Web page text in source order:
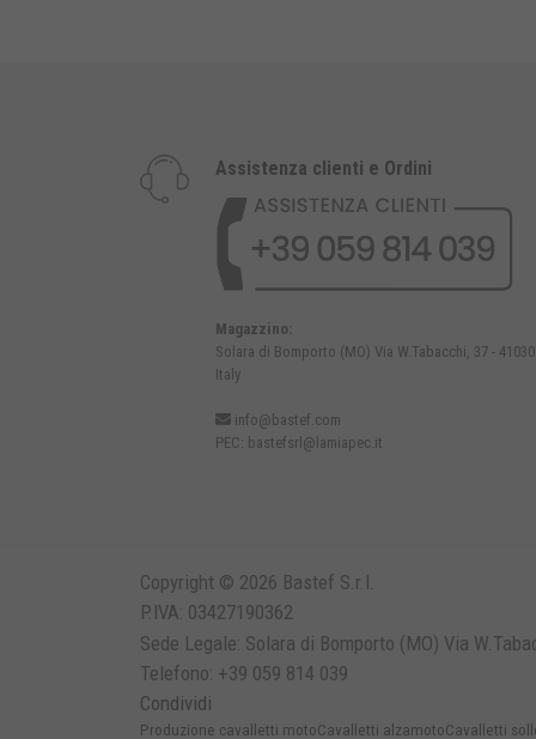
Assistenza clienti e Ordini
Magazzino:
Solara di Bomporto (MO) Via W.Tabacchi, 37 - 41030
Italy
info@bastef.com
PEC: bastefsrl@lamiapec.it
Copyright © 2026 Bastef S.r.l.
P.IVA: 03427190362
Sede Legale: Solara di Bomporto (MO) Via
Telefono: +39 059 814 039
Condividi
Produzione cavalletti motoCavalletti alzamotoCavalletti